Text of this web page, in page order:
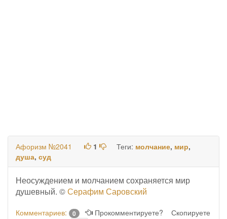
Афоризм №2041 1 Теги: молчание, мир,
душа, суд
Неосуждением и молчанием сохраняется мир
душевный. ©Серафим Саровский
Комментариев: 0 Прокомментируете?
Скопируете